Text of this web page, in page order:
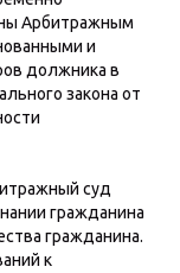
Арбитражным
и
должника в
закона от
суд
гражданина
гражданина.
к